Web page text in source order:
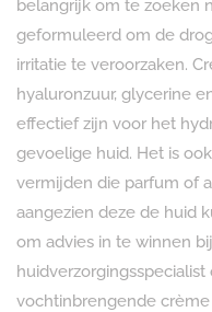
belangrijk om te zoeken
geformuleerd om de
irritatie te veroorzaken.
hyaluronzuur, glycerine
effectief zijn voor het
gevoelige huid. Het is
vermijden die parfum of
aangezien deze de huid
om advies in te winnen
vochtinbrengende